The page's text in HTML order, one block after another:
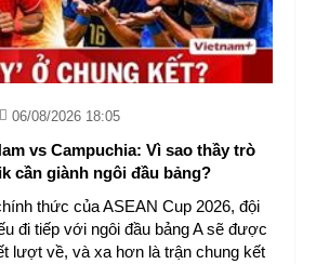
06/08/2026 18:05
vs Campuchia: Vì sao thầy trò
cần giành ngôi đầu bảng?
thức của ASEAN Cup 2026, đội
đi tiếp với ngôi đầu bảng A sẽ được
lượt về, và xa hơn là trận chung kết